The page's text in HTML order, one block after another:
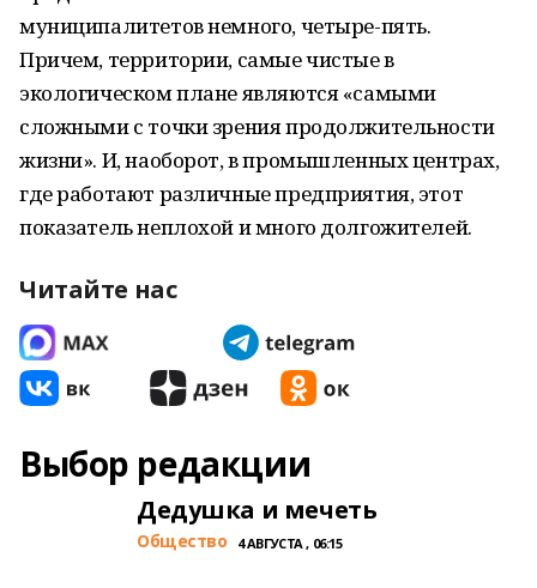
муниципалитетов немного, четыре-пять.
Причем, территории, самые чистые в
экологическом плане являются «самыми
сложными с точки зрения продолжительности
жизни». И, наоборот, в промышленных центрах,
где работают различные предприятия, этот
показатель неплохой и много долгожителей.
Читайте нас
Выбор редакции
Дедушка и мечеть
Общество 4 АВГУСТА , 06:15